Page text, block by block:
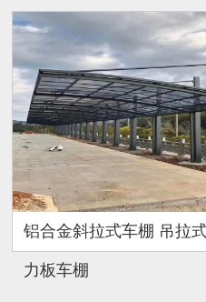
铝合金斜拉式车棚 吊拉
力板车棚